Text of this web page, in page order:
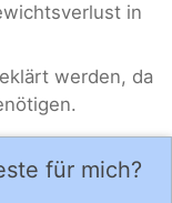
in
werden, da
für mich?